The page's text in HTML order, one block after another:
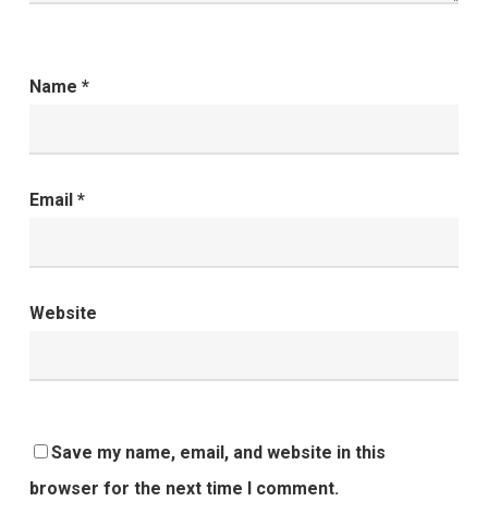
Name *
Email *
Website
Save my name, email, and website in this
browser for the next time I comment.